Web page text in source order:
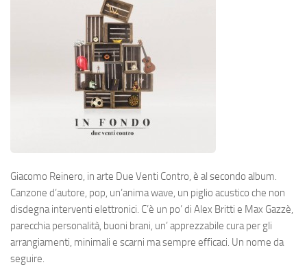
Giacomo Reinero, in arte Due Venti Contro, è al secondo album.
Canzone d’autore, pop, un’anima wave, un piglio acustico che non
disdegna interventi elettronici. C’è un po’ di Alex Britti e Max Gazzè,
parecchia personalità, buoni brani, un’ apprezzabile cura per gli
arrangiamenti, minimali e scarni ma sempre efficaci. Un nome da
seguire.